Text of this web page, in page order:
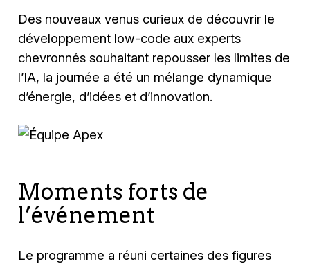
Des nouveaux venus curieux de découvrir le
développement low-code aux experts
chevronnés souhaitant repousser les limites de
l’IA, la journée a été un mélange dynamique
d’énergie, d’idées et d’innovation.
Moments forts de
l’événement
Le programme a réuni certaines des figures